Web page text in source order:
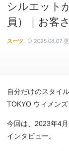
シルエット
員）｜お客
スーツ 2025.08.07
自分だけのスタイ
TOKYO ウィメンズ
今回は、2023年4
インタビュー。